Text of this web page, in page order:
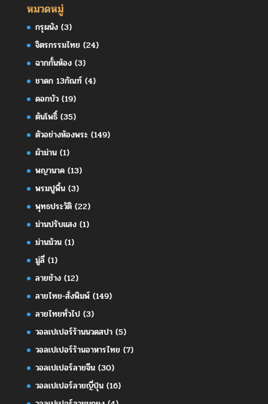
หมวดหมู่
กรุผนัง(3)
จิตรกรรมไทย (24)
ฉากกั้นห้อง(3)
ชาดก 13กัณฑ์(4)
ดอกบัว(19)
ต้นโพธิ์(35)
ตัวอย่างห้องพระ(149)
ผ้าม่าน(1)
พญานาค(13)
พรมปูพื้น(3)
พุทธประวัติ(22)
ม่านปรับแสง(1)
ม่านม้วน(1)
มู่ลี่(1)
ลายช้าง(12)
ลายไทย-สั่งพิมพ์(149)
ลายไทยทั่วไป(3)
วอลเปเปอร์ร้านนวดสปา(5)
วอลเปเปอร์ร้านอาหารไทย (7)
วอลเปเปอร์ลายจีน(30)
วอลเปเปอร์ลายญี่ปุ่น(16)